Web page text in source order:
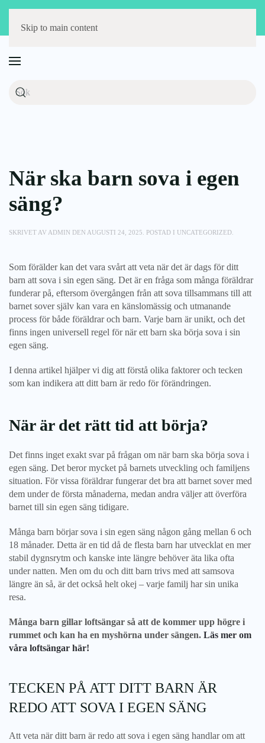
Skip to main content
När ska barn sova i egen
säng?
SKRIVET AV ADMIN DEN AUGUSTI 24, 2025 . POSTAD I UNCATEGORIZED
Som förälder kan det vara svårt att veta när det är dags för ditt
barn att sova i sin egen säng. Det är en fråga som många föräldrar
funderar på, eftersom övergången från att sova tillsammans till att
barnet sover själv kan vara en känslomässig och utmanande
process för både föräldrar och barn. Varje barn är unikt, och det
finns ingen universell regel för när ett barn ska börja sova i sin
egen säng.
I denna artikel hjälper vi dig att förstå olika faktorer och tecken
som kan indikera att ditt barn är redo för förändringen.
När är det rätt tid att börja?
Det finns inget exakt svar på frågan om när barn ska börja sova i
egen säng. Det beror mycket på barnets utveckling och familjens
situation. För vissa föräldrar fungerar det bra att barnet sover med
dem under de första månaderna, medan andra väljer att överföra
barnet till sin egen säng tidigare.
Många barn börjar sova i sin egen säng någon gång mellan 6 och
18 månader. Detta är en tid då de flesta barn har utvecklat en mer
stabil dygnsrytm och kanske inte längre behöver äta lika ofta
under natten. Men om du och ditt barn trivs med att samsova
längre än så, är det också helt okej – varje familj har sin unika
resa.
Många barn gillar loftsängar så att de kommer upp högre i
rummet och kan ha en myshörna under sängen. Läs mer om
våra loftsängar här!
TECKEN PÅ ATT DITT BARN ÄR
REDO ATT SOVA I EGEN SÄNG
Att veta när ditt barn är redo att sova i egen säng handlar om att